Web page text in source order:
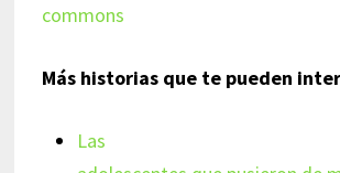
commons
Más historias que te pueden
Las